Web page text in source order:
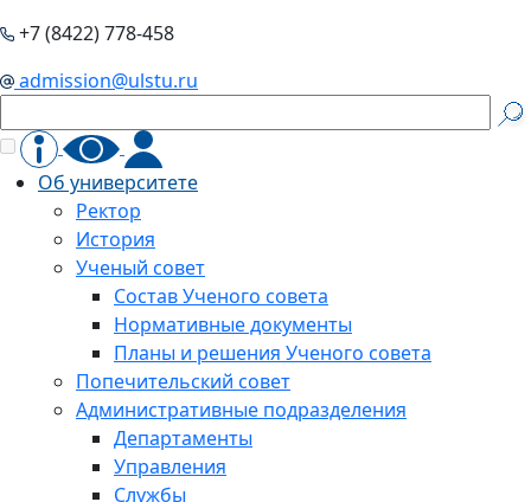
+7 (8422) 778-458
admission@ulstu.ru
Об университете
Ректор
История
Ученый совет
Состав Ученого совета
Нормативные документы
Планы и решения Ученого совета
Попечительский совет
Административные подразделения
Департаменты
Управления
Службы